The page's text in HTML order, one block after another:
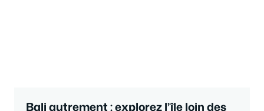
Bali autrement : explorez l’île loin des